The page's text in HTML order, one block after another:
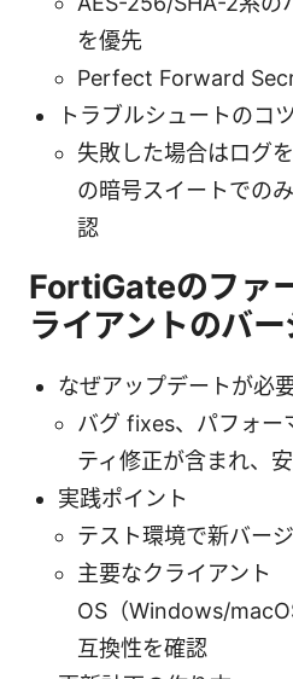
を優先
Perfect Forward
トラブルシュートのコツ
失敗した場合はログ
の暗号スイートでの
認
FortiGateのファ
ライアントのバ
なぜアップデートが必
バグ fixes、パフォー
ティ修正が含まれ、
実践ポイント
テスト環境で新バー
主要なクライアント
OS（Windows/
互換性を確認